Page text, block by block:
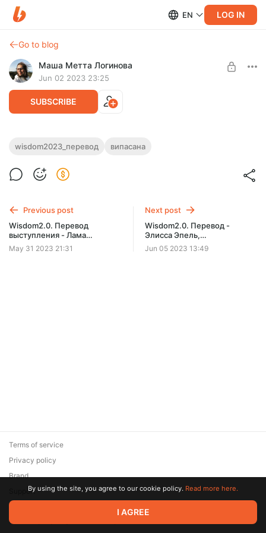
EN LOG IN
Go to blog
Маша Метта Логинова
Jun 02 2023 23:25
SUBSCRIBE
Wisdom2.0. Перевод - Тамара Левит.
нас взаимодействовать со своими
обернулась знакомством с собственными осуждением,
нетерпением и тревогой. И исцелением
Медитации из марафонов доброты к себе
wisdom2023_перевод випасана
Previous post
Wisdom2.0. Перевод
выступления - Лама
Цультрим Алионе - В
поисках проявления
May 31 2023 21:31
Next post
Wisdom2.0. Перевод -
Элисса Эпель,
исследовательница стресса,
долголетия и здоровья,
Jun 05 2023 13:49
© 2026 Zaya Solutions Limited. All rights reserved. All trademarks
are the property of their respective owners.
Terms of service
Privacy policy
Brand
SupportBy using the site, you agree to our cookie policy. Read more here.
I AGREE